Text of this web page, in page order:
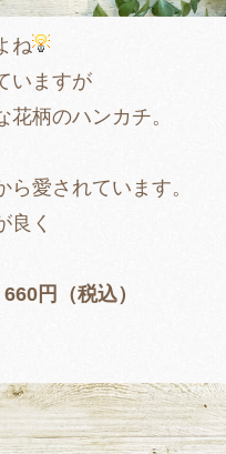
ね
いますが
柄のハンカチ。
愛されています。
良く
円（税込）